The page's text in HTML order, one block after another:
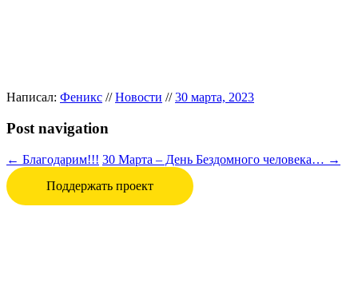
Написал: Феникс // Новости // 30 марта, 2023
Post navigation
← Благодарим!!! 30 Марта – День Бездомного человека… →
Поддержать проект